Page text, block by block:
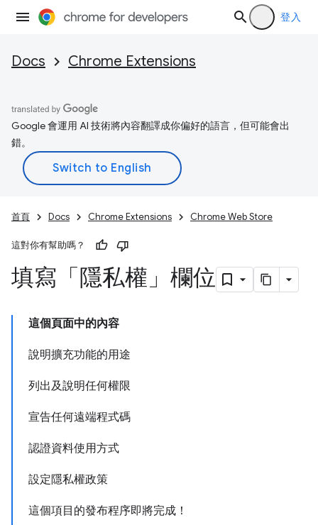
登入
Docs Chrome Extensions
Google 會運用 AI 技術將內容翻譯成你偏好的語言，但可能會出
錯。
首頁 Docs Chrome Extensions Chrome Web Store
這對你有幫助嗎？
填寫「隱私權」欄位
這個頁面中的內容
說明擴充功能的用途
列出及說明任何權限
宣告任何遠端程式碼
認證資料使用方式
設定隱私權政策
這個項目的發布程序即將完成！